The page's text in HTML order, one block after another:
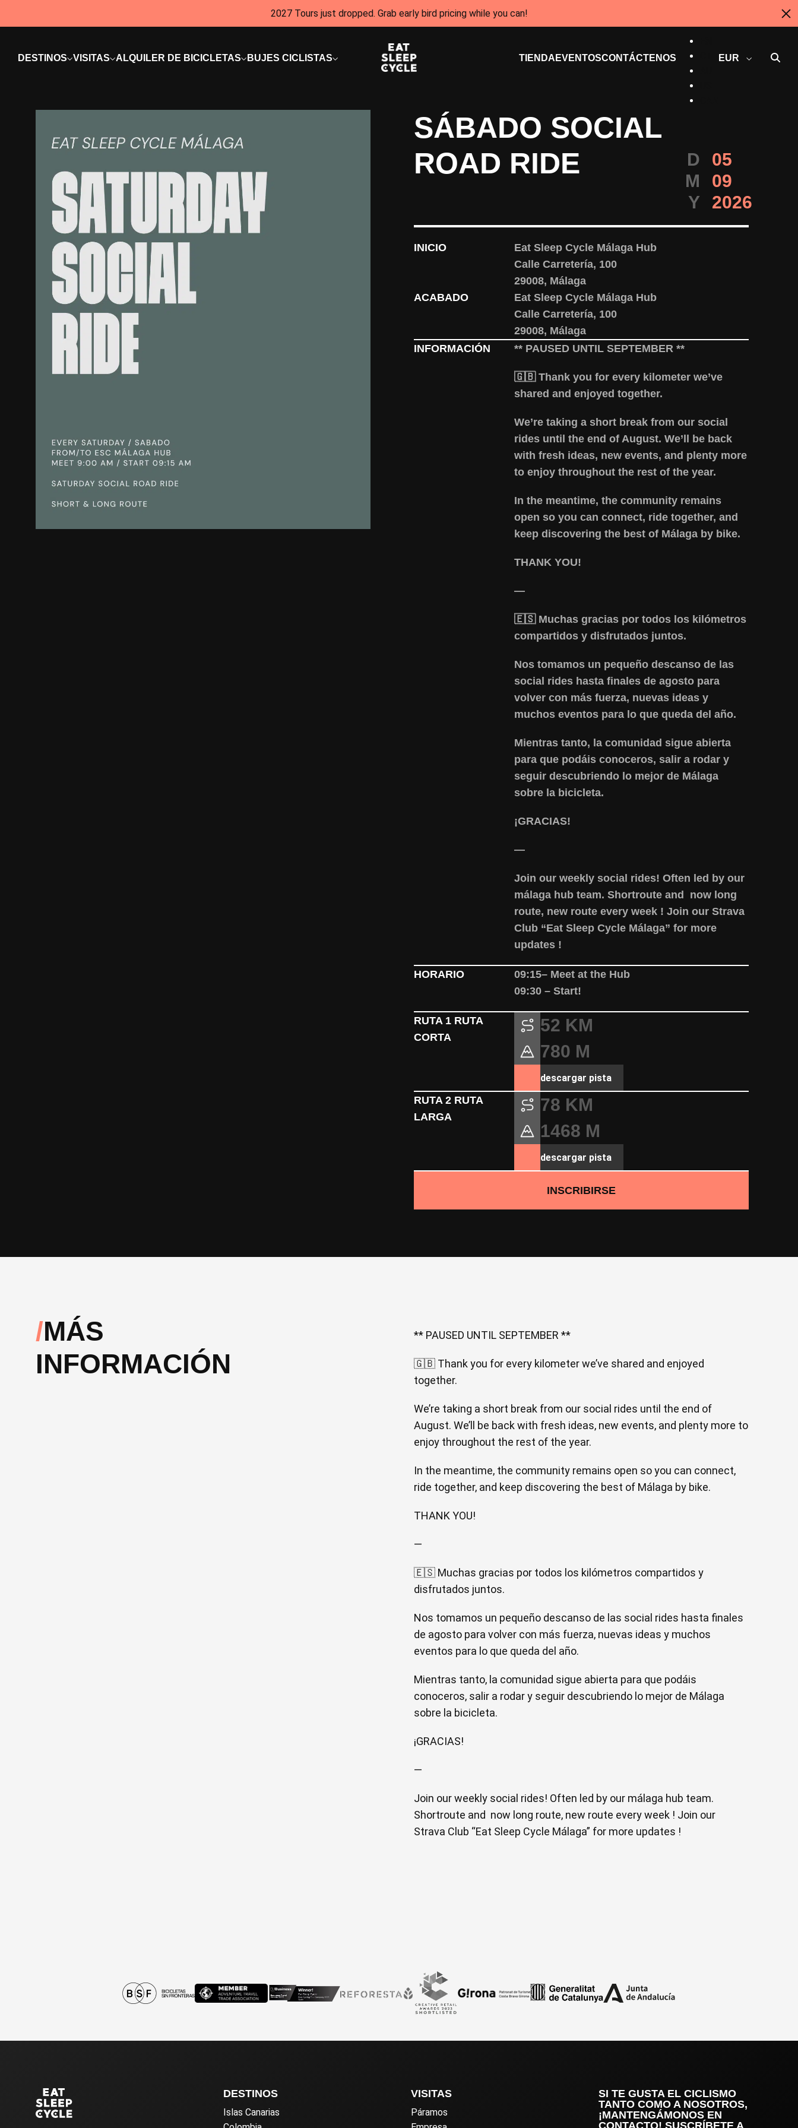
2027 Tours just dropped. Grab early bird pricing while you can!
DESTINOS VISITAS ALQUILER DE BICICLETAS BUJES CICLISTAS TIENDA EVENTOSCONTÁCTENOS EUR
SÁBADO SOCIAL
ROAD RIDE
D
05
M
09
Y
2026
INICIO
Eat Sleep Cycle Málaga Hub
Calle Carretería, 100
29008, Málaga
ACABADO
Eat Sleep Cycle Málaga Hub
Calle Carretería, 100
29008, Málaga
INFORMACIÓN
** PAUSED UNTIL SEPTEMBER **
🇬🇧 Thank you for every kilometer we’ve
shared and enjoyed together.
We’re taking a short break from our social
rides until the end of August. We’ll be back
with fresh ideas, new events, and plenty more
to enjoy throughout the rest of the year.
In the meantime, the community remains
open so you can connect, ride together, and
keep discovering the best of Málaga by bike.
THANK YOU!
—
🇪🇸 Muchas gracias por todos los kilómetros
compartidos y disfrutados juntos.
Nos tomamos un pequeño descanso de las
social rides hasta finales de agosto para
volver con más fuerza, nuevas ideas y
muchos eventos para lo que queda del año.
Mientras tanto, la comunidad sigue abierta
para que podáis conoceros, salir a rodar y
seguir descubriendo lo mejor de Málaga
sobre la bicicleta.
¡GRACIAS!
—
Join our weekly social rides! Often led by our
málaga hub team. Shortroute and now long
route, new route every week ! Join our Strava
Club “Eat Sleep Cycle Málaga” for more
updates !
HORARIO
09:15– Meet at the Hub
09:30 – Start!
RUTA 1 RUTA
CORTA
52 KM
780 M
descargar pista
RUTA 2 RUTA
LARGA
78 KM
1468 M
descargar pista
INSCRIBIRSE
MÁS
INFORMACIÓN
** PAUSED UNTIL SEPTEMBER **
🇬🇧 Thank you for every kilometer we’ve shared and enjoyed
together.
We’re taking a short break from our social rides until the end of
August. We’ll be back with fresh ideas, new events, and plenty more to
enjoy throughout the rest of the year.
In the meantime, the community remains open so you can connect,
ride together, and keep discovering the best of Málaga by bike.
THANK YOU!
—
🇪🇸 Muchas gracias por todos los kilómetros compartidos y
disfrutados juntos.
Nos tomamos un pequeño descanso de las social rides hasta finales
de agosto para volver con más fuerza, nuevas ideas y muchos
eventos para lo que queda del año.
Mientras tanto, la comunidad sigue abierta para que podáis
conoceros, salir a rodar y seguir descubriendo lo mejor de Málaga
sobre la bicicleta.
¡GRACIAS!
—
Join our weekly social rides! Often led by our málaga hub team.
Shortroute and now long route, new route every week ! Join our
Strava Club “Eat Sleep Cycle Málaga” for more updates !
DESTINOS
Islas Canarias
VISITAS
Páramos
SI TE GUSTA EL CICLISMO
TANTO COMO A NOSOTROS,
¡MANTENGÁMONOS EN
CONTACTO! SUSCRÍBETE A